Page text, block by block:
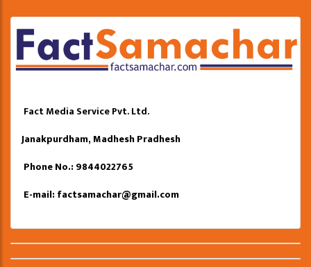
Fact Media Service Pvt. Ltd.
Janakpurdham, Madhesh Pradhesh
Phone No.: 9844022765
E-mail: factsamachar@gmail.com